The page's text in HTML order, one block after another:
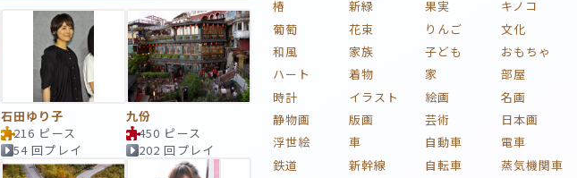
石田ゆり子
216 ピース
54 回プレイ
九份
450 ピース
202 回プレイ
椿
新緑 果実
キノコ
葡萄
花束 りんご
文化
和風
家族 子ども
おもちゃ
ハート
着物 家
部屋
時計
イラスト 絵画
名画
静物画
版画 芸術
日本画
浮世絵
車 自動車
電車
鉄道
新幹線 自転車
蒸気機関車